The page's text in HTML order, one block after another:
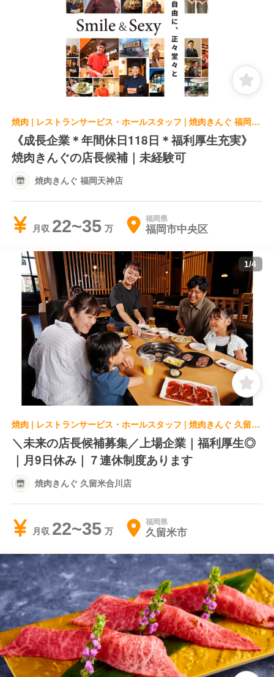
焼肉 | レストランサービス・ホールスタッフ | 焼肉きんぐ 福岡天神店
《成長企業＊年間休日118日＊福利厚生充実》
焼肉きんぐの店長候補｜未経験可
焼肉きんぐ 福岡天神店
月収 22~35 福岡県
福岡市中央区
1/4
焼肉 | レストランサービス・ホールスタッフ | 焼肉きんぐ 久留米合川店
＼未来の店長候補募集／上場企業｜福利厚生◎
｜月9日休み｜７連休制度あります
焼肉きんぐ 久留米合川店
月収 22~35 福岡県
久留米市